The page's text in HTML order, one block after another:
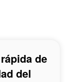
de
del